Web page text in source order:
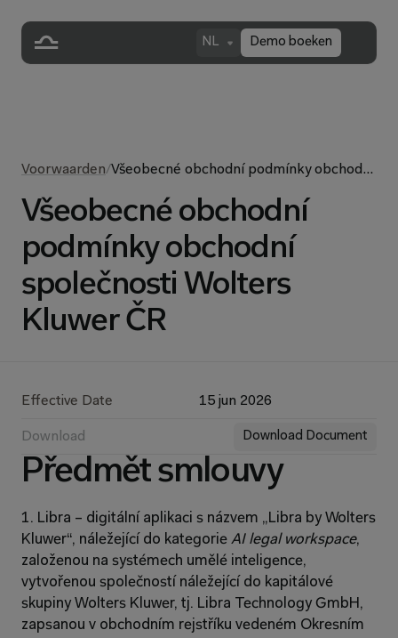
Demo boeken
NL
Voorwaarden/Všeobecné obchodní podmínky obchodní
Všeobecné obchodní
podmínky obchodní
společnosti Wolters
Kluwer ČR
Effective Date 15 jun 2026
Download Download Document
Předmět smlouvy
1. Libra – digitální aplikaci s názvem „Libra by Wolters
Kluwer“, náležející do kategorie AI legal workspace,
založenou na systémech umělé inteligence,
vytvořenou společností náležející do kapitálové
skupiny Wolters Kluwer, tj. Libra Technology GmbH,
zapsanou v obchodním rejstříku vedeném Okresním